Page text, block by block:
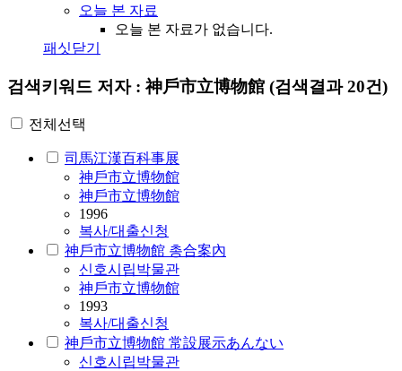
오늘 본 자료
오늘 본 자료가 없습니다.
패싯닫기
검색키워드 저자 : 神戶市立博物館 (검색결과 20건)
전체선택
司馬江漢百科事展
神戶市立博物館
神戶市立博物館
1996
복사/대출신청
神戶市立博物館 총合案內
신호시립박물관
神戶市立博物館
1993
복사/대출신청
神戶市立博物館 常設展示あんない
신호시립박물관